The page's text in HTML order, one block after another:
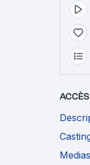
Medias